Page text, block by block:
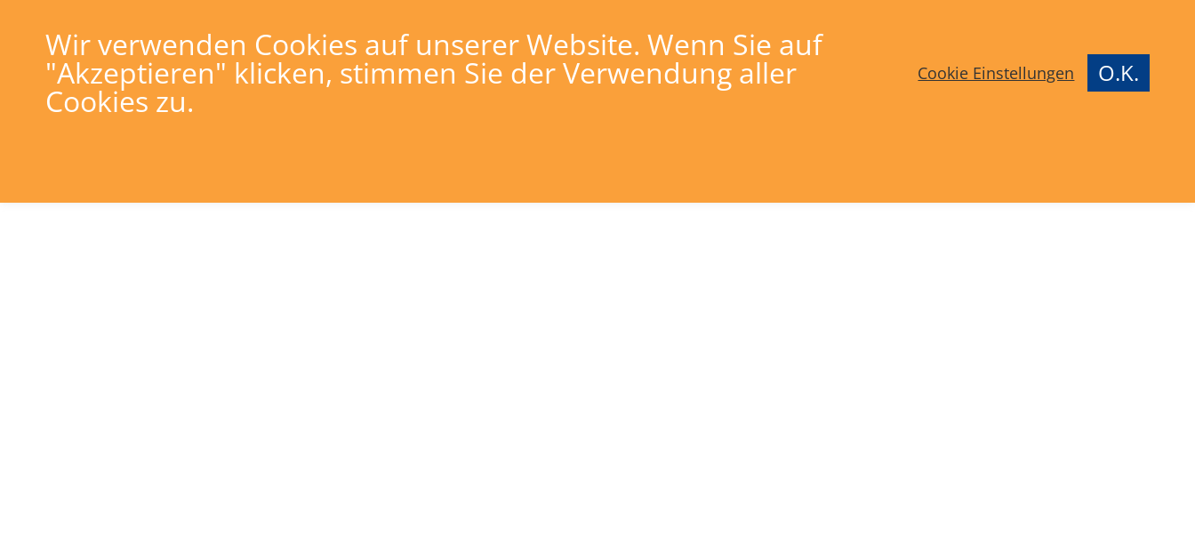
Inhalt
springen
Wir sind für Sie da:
+49 (0)89 215 44 36-0
info@team-teconet.de
Wir verwenden Cookies auf unserer Website. Wenn Sie auf
"Akzeptieren" klicken, stimmen Sie der Verwendung aller
Cookies zu.
Cookie Einstellungen O.K.